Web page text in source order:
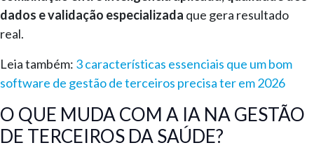
dados e validação especializada que gera resultado
real.
Leia também: 3 características essenciais que um bom
software de gestão de terceiros precisa ter em 2026
O QUE MUDA COM A IA NA GESTÃO
DE TERCEIROS DA SAÚDE?